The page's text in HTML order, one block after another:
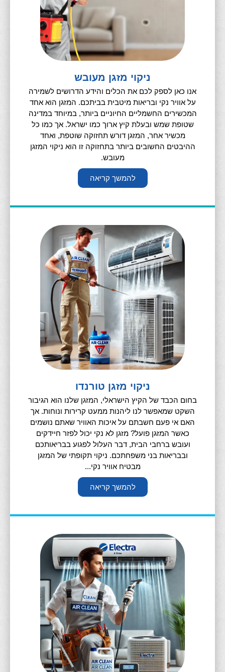
ניקוי מזגן מעובש
אנו כאן לספק לכם את הכלים והידע הדרושים לשמירה
על אוויר נקי ובריאות מיטבית בביתכם. המזגן הוא אחד
המכשירים החשמליים החיוניים ביותר, במיוחד במדינה
שטופת שמש ובעלת קיץ ארוך כמו ישראל. אך כמו כל
מכשיר אחר, המזגן דורש תחזוקה שוטפת, ואחד
ההיבטים החשובים ביותר בתחזוקה זו הוא ניקוי המזגן
מעובש.
להמשך קריאה
ניקוי מזגן טורנדו
בחום הכבד של הקיץ הישראלי, המזגן שלנו הוא הגיבור
השקט שמאפשר לנו ליהנות ממעט קרירות ונוחות. אך
האם אי פעם חשבתם על איכות האוויר שאתם נושמים
כאשר המזגן פועל? מזגן לא נקי יכול לפזר חיידקים
ועובש ברחבי הבית, דבר העלול לפגוע בבריאותכם
ובבריאות בני משפחתכם. ניקוי תקופתי של המזגן
מבטיח אוויר נקי...
להמשך קריאה